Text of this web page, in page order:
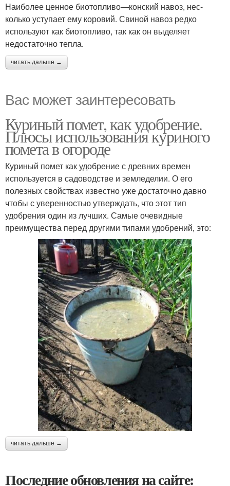
Наиболее ценное биотопливо—конский навоз, нес­
колько уступает ему коровий. Свиной навоз редко
используют как биотопливо, так как он выделяет
недостаточно тепла.
читать дальше →
Вас может заинтересовать
Куриный помет, как удобрение.
Плюсы использования куриного
помета в огороде
Куриный помет как удобрение с древних времен
используется в садоводстве и земледелии. О его
полезных свойствах известно уже достаточно давно
чтобы с уверенностью утверждать, что этот тип
удобрения один из лучших. Самые очевидные
преимущества перед другими типами удобрений, это:
читать дальше →
Последние обновления на сайте: